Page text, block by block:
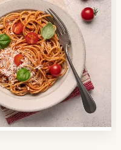
Dienst-Suche,
es in Ihrer
zu Ihnen passt.
Überblick über die